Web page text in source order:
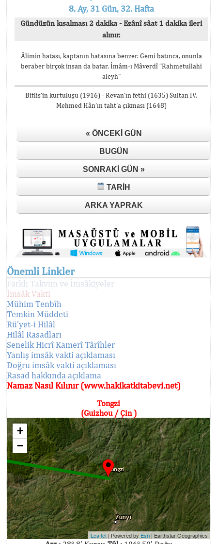
8. Ay, 31 Gün, 32. Hafta
Gündüzün kısalması 2 dakika - Ezânî sâat 1 dakika ileri
alınır.
Âlimin hatası, kaptanın hatasına benzer. Gemi batınca, onunla
beraber birçok insan da batar. İmâm-ı Mâverdî “Rahmetullahi
aleyh”
Bitlis’in kurtuluşu (1916) - Revan’ın fethi (1635) Sultan IV.
Mehmed Hân’ın taht’a çıkması (1648)
« ÖNCEKI GÜN
BUGÜN
SONRAKI GÜN »
TARIH
ARKA YAPRAK
Önemli Linkler
Farklı Takvim ve İmsâkiyeler
İmsâk Vakti
Mühim Tenbîh
Temkin Müddeti
Rü'yet-i Hilâl
Hilâl Rasadları
Senelik Hicrî Kamerî Târîhler
Yanlış imsâk vakti açıklaması
Doğru imsâk vakti açıklaması
Rasad hakkında açıklama
Namaz Nasıl Kılınır (www.hakikatkitabevi.net)
Tongzi
(Guizhou / Çin )
+
−
Leaflet | Powered by Esri | Earthstar Geographics